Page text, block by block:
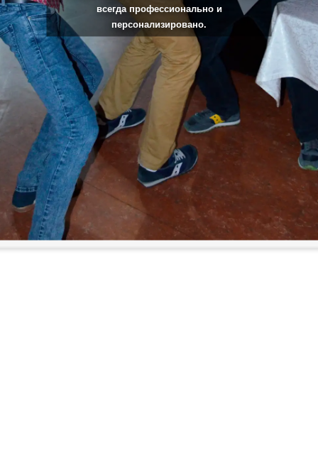
всегда профессионально и
персонализировано.